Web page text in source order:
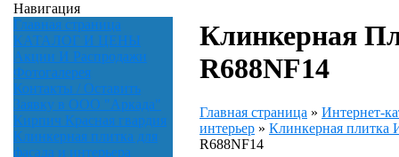
Навигация
Главная страница
КАТАЛОГ И ЦЕНЫ
Акции И Распродажи
Фотогалерея
Контакты / Оставить
Заявку в ООО "Аркада"
Кирпич Красная гвардия
Клинкерная плитка для
фасада и интерьера
Клинкерная
R688NF14
Главная страница » Интернет-
интерьер » Клинкерная
R688NF14